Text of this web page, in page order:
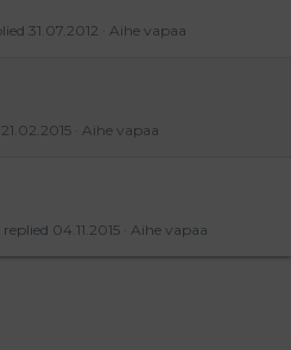
Aihe vapaa
31.07.2012
Aihe vapaa
21.02.2015
Aihe vapaa
04.11.2015